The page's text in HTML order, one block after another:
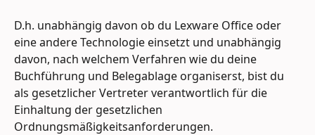
D.h. unabhängig davon ob du Lexware Office oder
eine andere Technologie einsetzt und unabhängig
davon, nach welchem Verfahren wie du deine
Buchführung und Belegablage organiserst, bist du
als gesetzlicher Vertreter verantwortlich für die
Einhaltung der gesetzlichen
Ordnungsmäßigkeitsanforderungen.